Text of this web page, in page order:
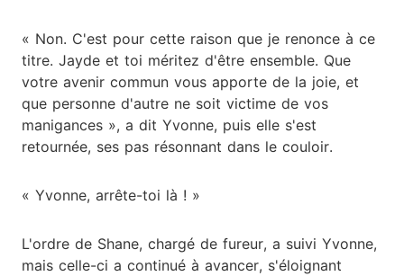
« Non. C'est pour cette raison que je renonce à ce
titre. Jayde et toi méritez d'être ensemble. Que
votre avenir commun vous apporte de la joie, et
que personne d'autre ne soit victime de vos
manigances », a dit Yvonne, puis elle s'est
retournée, ses pas résonnant dans le couloir.
« Yvonne, arrête-toi là ! »
L'ordre de Shane, chargé de fureur, a suivi Yvonne,
mais celle-ci a continué à avancer, s'éloignant